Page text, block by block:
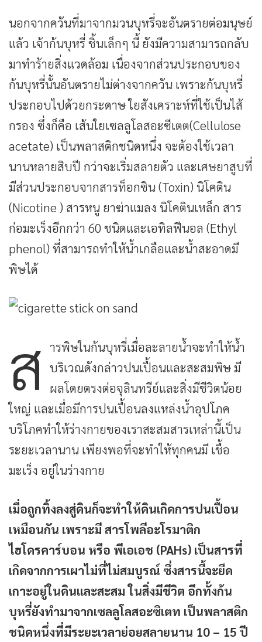
นอกจากควันที่มาจากมวนบุหรี่จะอันตรายต่อมนุษย์
แล้ว เจ้าก้นบุหรี่ ชิ้นเล็กๆ นี้ ยังมีความสามารถกลับ
มาทำร้ายสิ่งแวดล้อม เนื่องจากส่วนประกอบของ
ก้นบุหรี่นั้นอันตรายไม่ต่างจากควัน เพราะก้นบุหรี่
ประกอบไปด้วยกระดาษ ใยสังเคราะห์ที่ใช้เป็นไส้
กรอง ซึ่งก็คือ เส้นใยเซลลูโลสอะซีเตต(Cellulose
acetate) เป็นพลาสติกชนิดหนึ่ง จะต้องใช้เวลา
นานหลายสิบปี กว่าจะเริ่มสลายตัว และเศษยาสูบที่
มีส่วนประกอบจากสารท็อกซิน (Toxin) นิโคติน
(Nicotine ) สารหนู ยาฆ่าแมลง นิโคตินเหล็ก สาร
ก่อมะเร็งอีกกว่า 60 ชนิดและเอทิลฟีนอล (Ethyl
phenol) ที่สามารถทำให้น้ำเกลือและน้ำสะอาดมี
พิษได้
ส ารพิษในก้นบุหรี่เมื่อละลายน้ำจะทำให้น้ำ
บริเวณดังกล่าวปนเปื้อนและสะสมพิษ มี
ผลโดยตรงต่อจุลินทรีย์และสิ่งมีชีวิตน้อย
ใหญ่ และเมื่อมีการปนเปื้อนลงแหล่งน้ำอุปโภค
บริโภคทำให้ร่างกายของเราสะสมสารเหล่านี้เป็น
ระยะเวลานาน เพียงพอที่จะทำให้ทุกคนมี เชื้อ
มะเร็ง อยู่ในร่างกาย
เมื่อถูกทิ้งลงสู่ดินก็จะทำให้ดินเกิดการปนเปื้อน
เหมือนกัน เพราะมี สารโพลีอะโรมาติก
ไฮโดรคาร์บอน หรือ พีเอเอช (PAHs) เป็นสารที่
เกิดจากการเผาไม่ที่ไม่สมบูรณ์ ซึ่งสารนี้จะยึด
เกาะอยู่ในดินและสะสม ในสิ่งมีชีวิต อีกทั้งก้น
บุหรี่ยังทำมาจากเซลลูโลสอะซิเตท เป็นพลาสติก
ชนิดหนึ่งที่มีระยะเวลาย่อยสลายนาน 10 – 15 ปี